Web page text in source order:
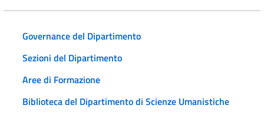
Governance del Dipartimento
Sezioni del Dipartimento
Aree di Formazione
Biblioteca del Dipartimento di Scienze Umanistiche